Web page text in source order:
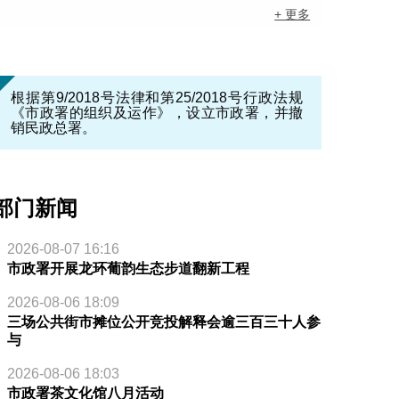
+ 更多
根据第9/2018号法律和第25/2018号行政法规
《市政署的组织及运作》，设立市政署，并撤
销民政总署。
门新闻
2026-08-07 16:16
市政署开展龙环葡韵生态步道翻新工程
2026-08-06 18:09
三场公共街市摊位公开竞投解释会逾三百三十人参
与
2026-08-06 18:03
市政署茶文化馆八月活动